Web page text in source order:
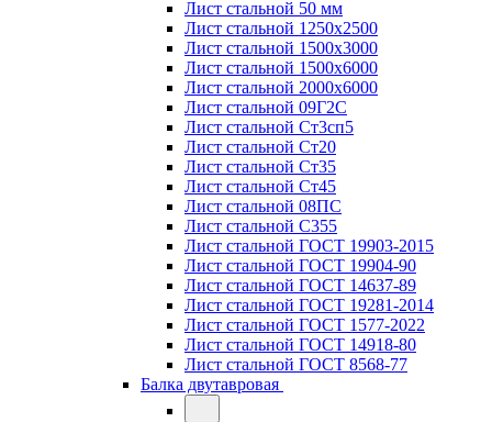
Лист стальной 50 мм
Лист стальной 1250х2500
Лист стальной 1500х3000
Лист стальной 1500х6000
Лист стальной 2000х6000
Лист стальной 09Г2С
Лист стальной Ст3сп5
Лист стальной Ст20
Лист стальной Ст35
Лист стальной Ст45
Лист стальной 08ПС
Лист стальной С355
Лист стальной ГОСТ 19903-2015
Лист стальной ГОСТ 19904-90
Лист стальной ГОСТ 14637-89
Лист стальной ГОСТ 19281-2014
Лист стальной ГОСТ 1577-2022
Лист стальной ГОСТ 14918-80
Лист стальной ГОСТ 8568-77
Балка двутавровая